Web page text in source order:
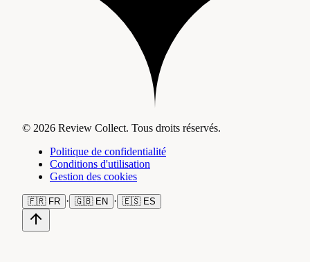
© 2026 Review Collect. Tous droits réservés.
Politique de confidentialité
Conditions d'utilisation
Gestion des cookies
🇫🇷 FR · 🇬🇧 EN · 🇪🇸 ES